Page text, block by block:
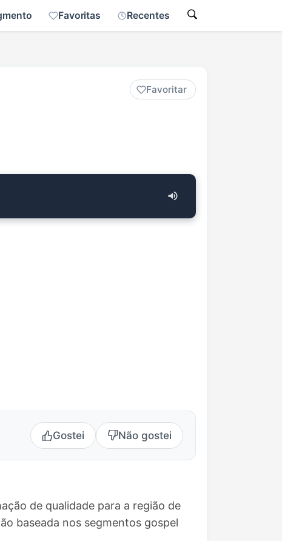
Favoritas Recentes
Favoritar
Gostei Não gostei
de qualidade para a região de
baseada nos segmentos gospel